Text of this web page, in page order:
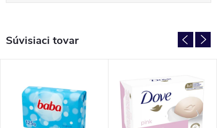
Súvisiaci tovar